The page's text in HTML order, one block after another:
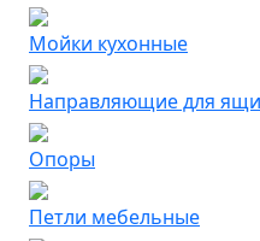
Мойки кухонные
Направляющие для
Опоры
Петли мебельные